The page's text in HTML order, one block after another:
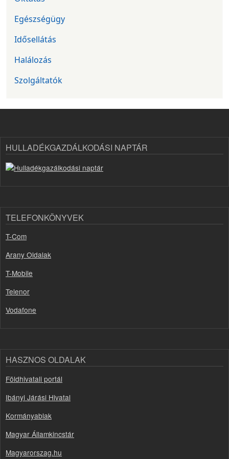
Egészségügy
Idősellátás
Halálozás
Szolgáltatók
HULLADÉKGAZDÁLKODÁSI NAPTÁR
TELEFONKÖNYVEK
T-Com
Arany Oldalak
T-Mobile
Telenor
Vodafone
HASZNOS OLDALAK
Földhivatali portál
Ibányi Járási Hivatal
Kormányablak
Magyar Államkincstár
Magyarorszag.hu